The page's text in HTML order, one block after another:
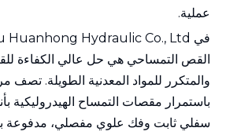
عملية.
القص التمساحي هي حل عالي الكفاءة
والمتكرر للمواد المعدنية الطويلة. تصف
باستمرار مقصات التمساح الهيدروليكية
سفلي ثابت وفك علوي مفصلي، مدفوعة